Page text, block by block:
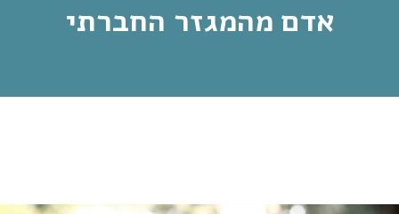
אדם מהמגזר החברתי